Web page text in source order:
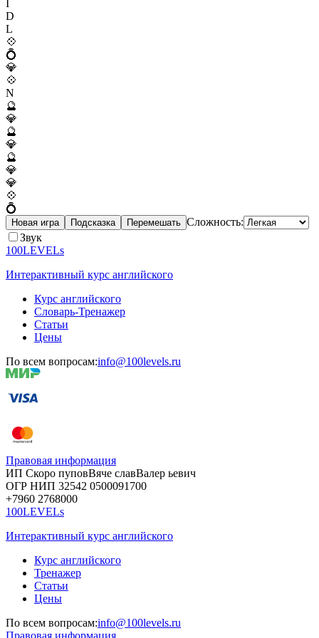
I
D
L
💠
💍
💎
💠
N
🔮
💎
🔮
💎
🔮
💎
💎
💠
💍
Новая игра Подсказка Перемешать Сложность:
Звук
100LEVELs
Интерактивный курс английского
Курс английского
Словарь-Тренажер
Статьи
Цены
По всем вопросам:info@100levels.ru
Правовая информация
ИП Скоро пуповВяче славВалер ьевич
ОГР НИП 32542 0500091700
+7960 2768000
100LEVELs
Интерактивный курс английского
Курс английского
Тренажер
Статьи
Цены
По всем вопросам:info@100levels.ru
Правовая информация